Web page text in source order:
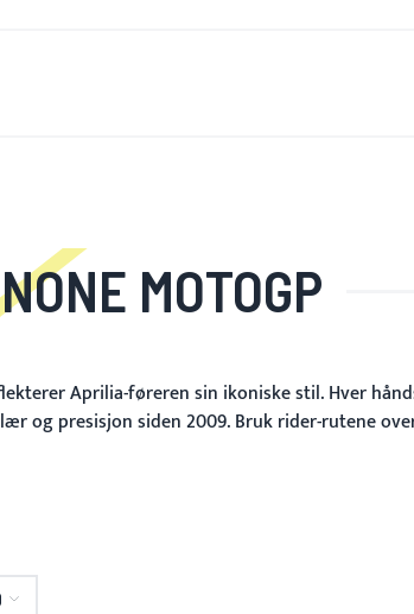
MOTOGP
Aprilia-føreren sin ikoniske stil. Hver
og presisjon siden 2009. Bruk rider-rutene